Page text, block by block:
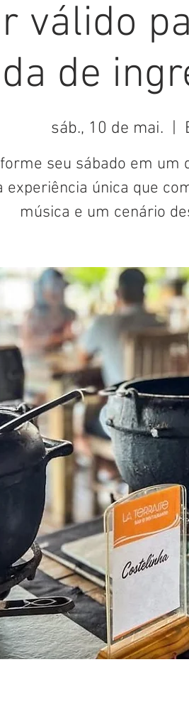
válido
de
sáb., 10 de mai.
seu sábado em um
experiência única que
música e um cenário